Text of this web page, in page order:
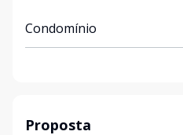
Condomínio
Proposta